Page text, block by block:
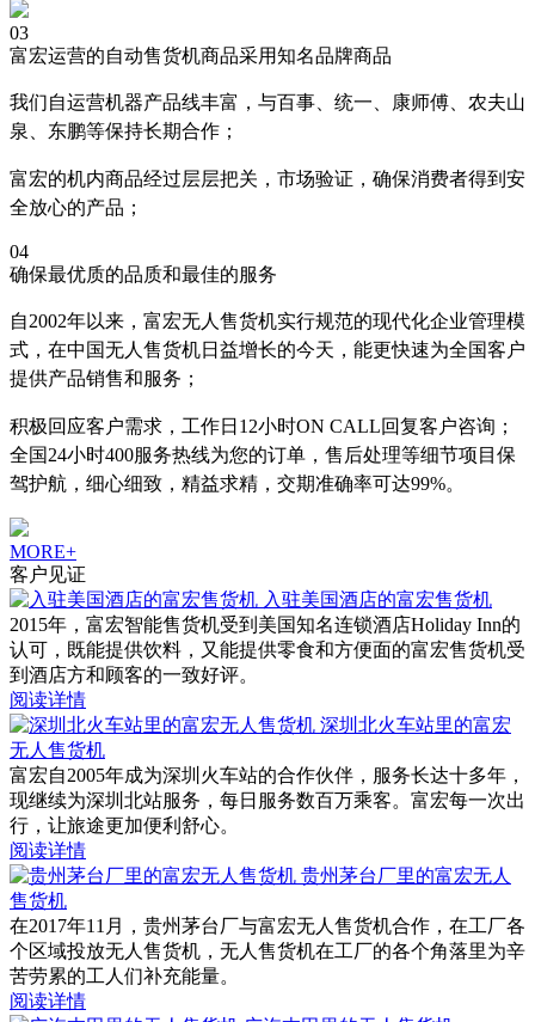
03
富宏运营的自动售货机商品采用知名品牌商品
我们自运营机器产品线丰富，与百事、统一、康师傅、农夫山
泉、东鹏等保持长期合作；
富宏的机内商品经过层层把关，市场验证，确保消费者得到安
全放心的产品；
04
确保最优质的品质和最佳的服务
自2002年以来，富宏无人售货机实行规范的现代化企业管理模
式，在中国无人售货机日益增长的今天，能更快速为全国客户
提供产品销售和服务；
积极回应客户需求，工作日12小时ON CALL回复客户咨询；
全国24小时400服务热线为您的订单，售后处理等细节项目保
驾护航，细心细致，精益求精，交期准确率可达99%。
MORE+
客户见证
入驻美国酒店的富宏售货机
2015年，富宏智能售货机受到美国知名连锁酒店Holiday Inn的
认可，既能提供饮料，又能提供零食和方便面的富宏售货机受
到酒店方和顾客的一致好评。
阅读详情
深圳北火车站里的富宏
无人售货机
富宏自2005年成为深圳火车站的合作伙伴，服务长达十多年，
现继续为深圳北站服务，每日服务数百万乘客。富宏每一次出
行，让旅途更加便利舒心。
阅读详情
贵州茅台厂里的富宏无人
售货机
在2017年11月，贵州茅台厂与富宏无人售货机合作，在工厂各
个区域投放无人售货机，无人售货机在工厂的各个角落里为辛
苦劳累的工人们补充能量。
阅读详情